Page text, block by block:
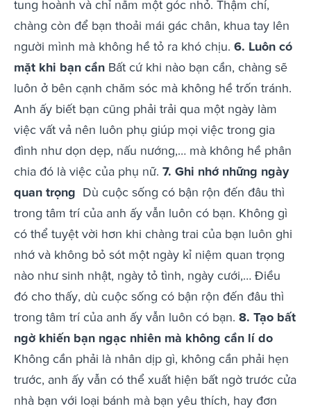
tung hoành và chỉ nằm một góc nhỏ. Thậm chí,
chàng còn để bạn thoải mái gác chân, khua tay lên
người mình mà không hề tỏ ra khó chịu. 6. Luôn có
mặt khi bạn cần Bất cứ khi nào bạn cần, chàng sẽ
luôn ở bên cạnh chăm sóc mà không hề trốn tránh.
Anh ấy biết bạn cũng phải trải qua một ngày làm
việc vất vả nên luôn phụ giúp mọi việc trong gia
đình như dọn dẹp, nấu nướng,… mà không hề phân
chia đó là việc của phụ nữ. 7. Ghi nhớ những ngày
quan trọng Dù cuộc sống có bận rộn đến đâu thì
trong tâm trí của anh ấy vẫn luôn có bạn. Không gì
có thể tuyệt vời hơn khi chàng trai của bạn luôn ghi
nhớ và không bỏ sót một ngày kỉ niệm quan trọng
nào như sinh nhật, ngày tỏ tình, ngày cưới,… Điều
đó cho thấy, dù cuộc sống có bận rộn đến đâu thì
trong tâm trí của anh ấy vẫn luôn có bạn. 8. Tạo bất
ngờ khiến bạn ngạc nhiên mà không cần lí do
Không cần phải là nhân dịp gì, không cần phải hẹn
trước, anh ấy vẫn có thể xuất hiện bất ngờ trước cửa
nhà bạn với loại bánh mà bạn yêu thích, hay đơn